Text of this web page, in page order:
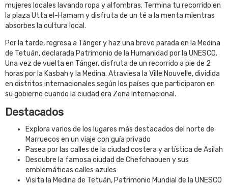
mujeres locales lavando ropa y alfombras. Termina tu recorrido en
la plaza Utta el-Hamam y disfruta de un té a la menta mientras
absorbes la cultura local.
Por la tarde, regresa a Tánger y haz una breve parada en la Medina
de Tetuán, declarada Patrimonio de la Humanidad por la UNESCO.
Una vez de vuelta en Tánger, disfruta de un recorrido a pie de 2
horas por la Kasbah y la Medina. Atraviesa la Ville Nouvelle, dividida
en distritos internacionales según los países que participaron en
su gobierno cuando la ciudad era Zona Internacional.
Destacados
Explora varios de los lugares más destacados del norte de
Marruecos en un viaje con guía privado
Pasea por las calles de la ciudad costera y artística de Asilah
Descubre la famosa ciudad de Chefchaouen y sus
emblemáticas calles azules
Visita la Medina de Tetuán, Patrimonio Mundial de la UNESCO